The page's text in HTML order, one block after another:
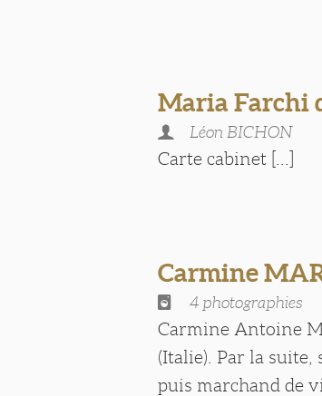
Maria Farchi
Léon BICHON
Carte cabinet [...]
Carmine
4 photographies
Carmine Antoine
(Italie). Par la suite,
puis marchand de